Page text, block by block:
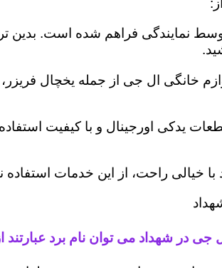
نمایندگی فراهم شده است. بدین
خانگی ال جی از جمله یخچال
یدکی اورجینال و با کیفیت
راحت، از این خدمات استفاده
جی در شهداد می توان نام برد عبارتند